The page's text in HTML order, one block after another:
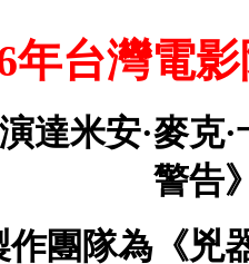
年台灣電
達米安·麥克
警告
作團隊為《兇